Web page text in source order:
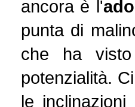
ancora è l'
punta di
che ha
potenzialità.
le